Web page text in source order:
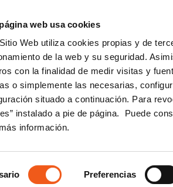
web usa cookies
Web utiliza cookies propias y de
de la web y su seguridad.
con la finalidad de medir visitas y
o simplemente las necesarias,
situado a continuación. Para
instalado a pie de página. Puede
información.
Preferencias
DE DATOS IGUALDAD